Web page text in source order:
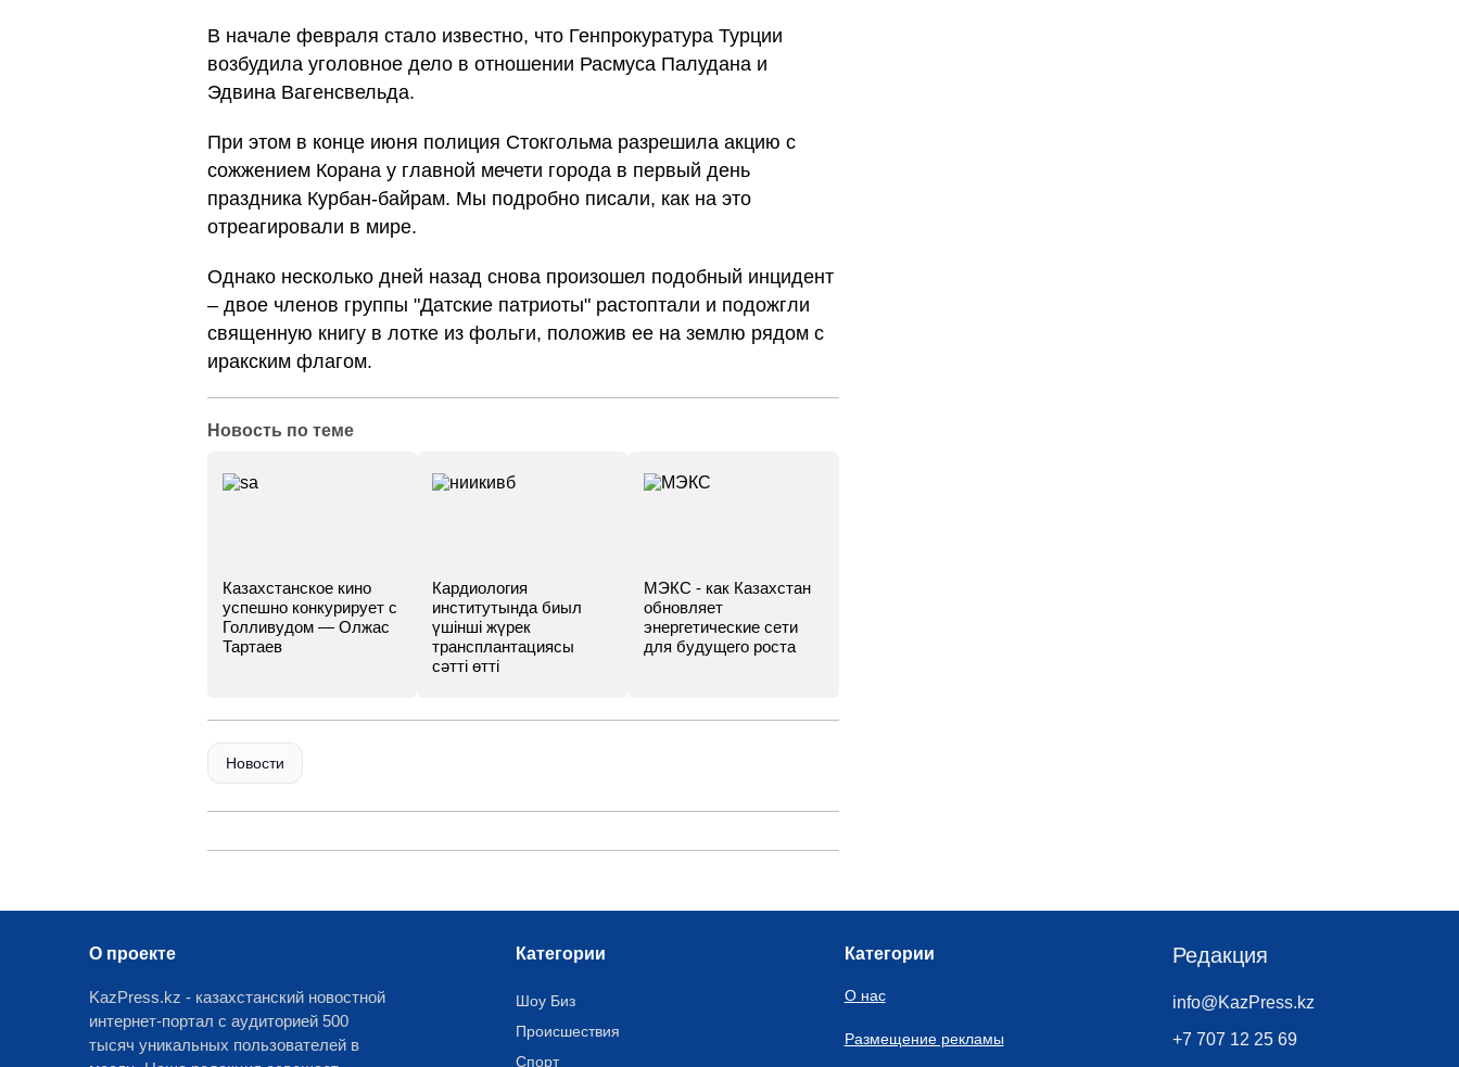
В начале февраля стало известно, что Генпрокуратура Турции
возбудила уголовное дело в отношении Расмуса Палудана и
Эдвина Вагенсвельда.
При этом в конце июня полиция Стокгольма разрешила акцию с
сожжением Корана у главной мечети города в первый день
праздника Курбан-байрам. Мы подробно писали, как на это
отреагировали в мире.
Однако несколько дней назад снова произошел подобный инцидент
– двое членов группы "Датские патриоты" растоптали и подожгли
священную книгу в лотке из фольги, положив ее на землю рядом с
иракским флагом.
Новость по теме
Казахстанское кино
успешно конкурирует с
Голливудом — Олжас
Тартаев
Кардиология
институтында биыл
үшінші жүрек
трансплантациясы
сәтті өтті
МЭКС - как Казахстан
обновляет
энергетические сети
для будущего роста
Новости
О проекте
KazPress.kz - казахстанский новостной
интернет-портал с аудиторией 500
тысяч уникальных пользователей в
Категории
Шоу Биз
Происшествия
Спорт
Категории
О нас
Размещение рекламы
Редакция
info@KazPress.kz
+7 707 12 25 69